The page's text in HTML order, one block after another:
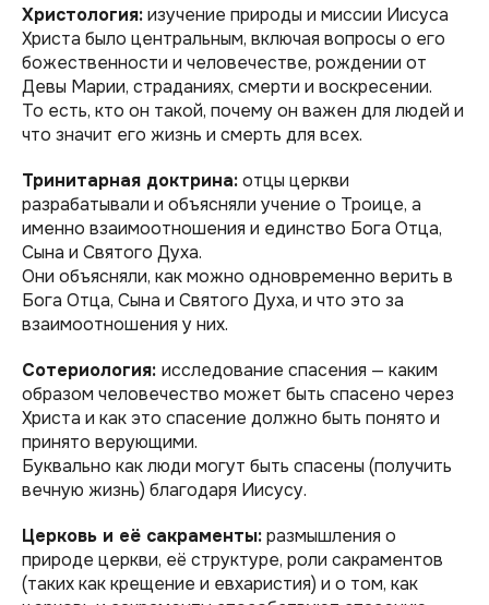
Христология:изучение природы и миссии Иисуса
Христа было центральным, включая вопросы о его
божественности и человечестве, рождении от
Девы Марии, страданиях, смерти и воскресении.
То есть, кто он такой, почему он важен для людей и
что значит его жизнь и смерть для всех.
Тринитарная доктрина:отцы церкви
разрабатывали и объясняли учение о Троице, а
именно взаимоотношения и единство Бога Отца,
Сына и Святого Духа.
Они объясняли, как можно одновременно верить в
Бога Отца, Сына и Святого Духа, и что это за
взаимоотношения у них.
Сотериология: исследование спасения — каким
образом человечество может быть спасено через
Христа и как это спасение должно быть понято и
принято верующими.
Буквально как люди могут быть спасены (получить
вечную жизнь) благодаря Иисусу.
Церковь и её сакраменты:размышления о
природе церкви, её структуре, роли сакраментов
(таких как крещение и евхаристия) и о том, как